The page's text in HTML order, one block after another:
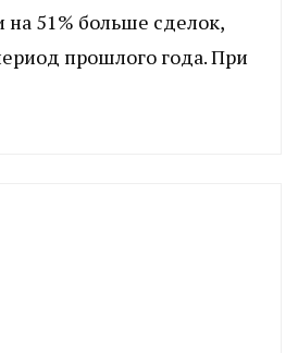
51% больше сделок,
прошлого года. При